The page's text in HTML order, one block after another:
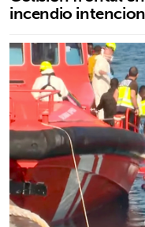
incendio